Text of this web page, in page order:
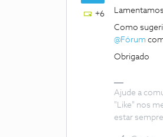
+6
Como
@Fórum
Obrigado
Ajude a
"Like" nos
estar